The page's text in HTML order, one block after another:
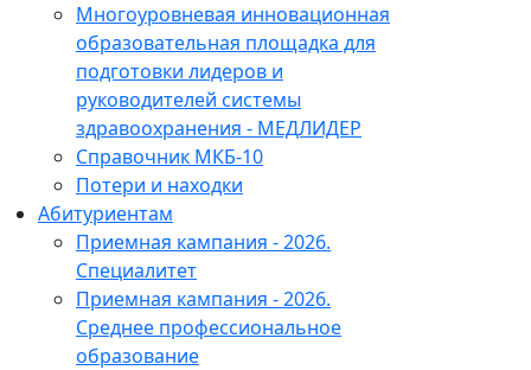
Многоуровневая инновационная
образовательная площадка для
подготовки лидеров и
руководителей системы
здравоохранения - МЕДЛИДЕР
Справочник МКБ-10
Потери и находки
Абитуриентам
Приемная кампания - 2026.
Специалитет
Приемная кампания - 2026.
Среднее профессиональное
образование